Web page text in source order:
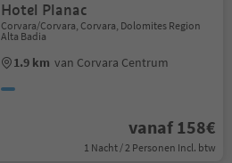
Hotel Planac
Corvara/Corvara, Corvara, Dolomites Region
Alta Badia
1.9 km van Corvara Centrum
vanaf 158€
1 Nacht / 2 Personen Incl. btw